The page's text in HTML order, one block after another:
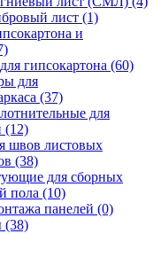
лист (1)
и
гипсокартона (60)
для
(37)
для
(12)
швов листовых
(38)
для сборных
пола (10)
панелей (0)
(38)